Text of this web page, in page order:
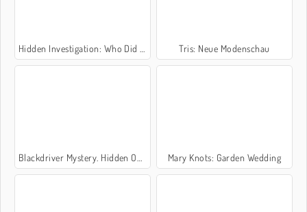
Hidden Investigation: Who Did It? Tris: Neue Modenschau
Blackdriver Mystery. Hidden Objects Mary Knots: Garden Wedding